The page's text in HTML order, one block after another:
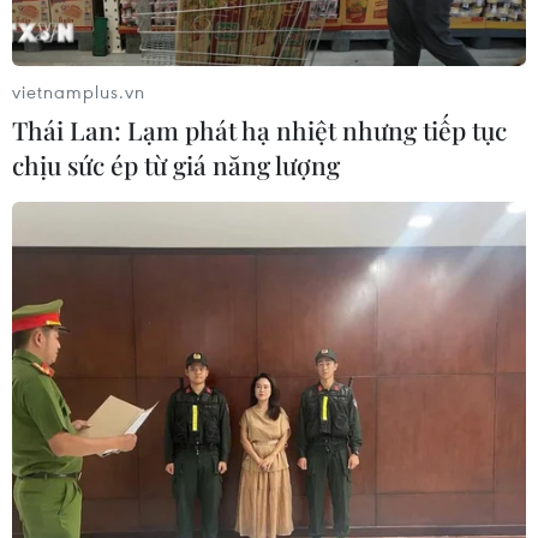
Các nguồn bổ sung khác
Ngoài các nguồn canxi từ thực phẩm, bạn có thể
bổ sung canxi thông qua các sản phẩm thực
phẩm chức năng, viên uống canxi, siro,.... Tuy
nhiên, bạn cần tham khảo ý kiến của bác sĩ
vietnamplus.vn
Thái Lan: Lạm phát hạ nhiệt nhưng tiếp tục
chịu sức ép từ giá năng lượng